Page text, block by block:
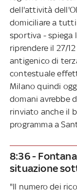
dell'attività
domiciliare a
sportiva - spiega
riprendere il 27/
antigenico di
contestuale
Milano quindi
domani avrebbe
rinviato anche il
programma a
8:36 -
situazione
"Il numero dei